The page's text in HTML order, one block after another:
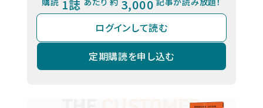
1誌 3,000
ログインして読む
定期購読を申し込む